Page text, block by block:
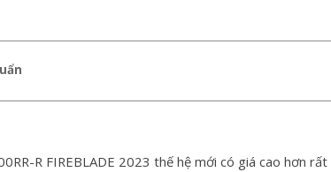
R FIREBLADE 2023 thế hệ mới có giá cao hơn